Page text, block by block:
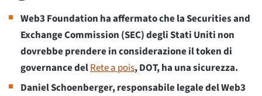
Web3 Foundation ha affermato che la Securities and
Exchange Commission (SEC) degli Stati Uniti non
dovrebbe prendere in considerazione il token di
governance delRete a pois, DOT, ha una sicurezza.
Daniel Schoenberger, responsabile legale del Web3